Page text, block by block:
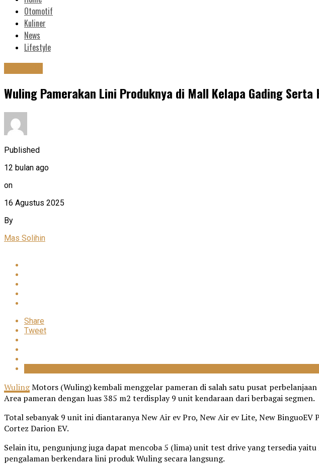
Otomotif
Kuliner
News
Lifestyle
Wuling Pamerakan Lini Produknya di Mall Kelapa Gading
Published
12 bulan ago
on
16 Agustus 2025
By
Mas Solihin
Share
Tweet
WulingMotors (Wuling) kembali menggelar pameran di salah satu pusat
Area pameran dengan luas 385 m2 terdisplay 9 unit kendaraan dari berbagai segmen.
Total sebanyak 9 unit ini diantaranya New Air ev Pro, New Air ev Lite, New
Cortez Darion EV.
Selain itu, pengunjung juga dapat mencoba 5 (lima) unit test drive yang tersedia
pengalaman berkendara lini produk Wuling secara langsung.